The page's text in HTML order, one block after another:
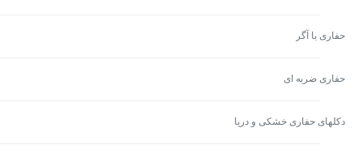
حفاری با آگر
حفاری ضربه ای
دکلهای حفاری خشکی و دریا